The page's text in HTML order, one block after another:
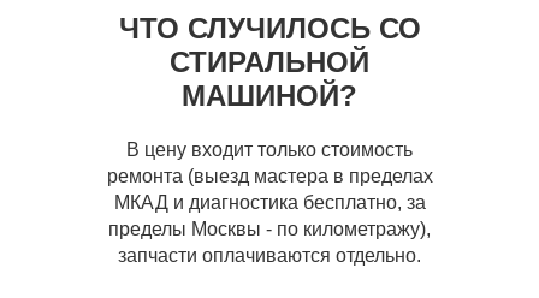
ЧТО СЛУЧИЛОСЬ СО
СТИРАЛЬНОЙ
МАШИНОЙ?
В цену входит только стоимость
ремонта (выезд мастера в пределах
МКАД и диагностика бесплатно, за
пределы Москвы - по километражу),
запчасти оплачиваются отдельно.